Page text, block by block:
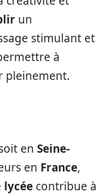
un
stimulant et
à
pleinement.
en Seine-
en France,
lycée contribue à